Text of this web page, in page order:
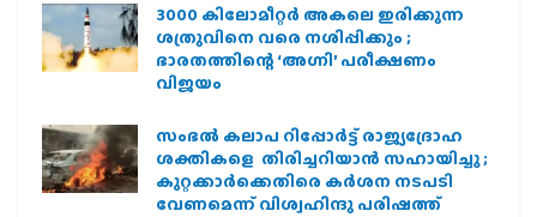
3000 കിലോമീറ്റർ അകലെ ഇരിക്കുന്ന
ശത്രുവിനെ വരെ നശിപ്പിക്കും ;
ഭാരതത്തിന്റെ ‘അഗ്നി’ പരീക്ഷണം
വിജയം
സംഭൽ കലാപ റിപ്പോർട്ട് രാജ്യദ്രോഹ
ശക്തികളെ തിരിച്ചറിയാൻ സഹായിച്ചു ;
കുറ്റക്കാർക്കെതിരെ കർശന നടപടി
വേണമെന്ന് വിശ്വഹിന്ദു പരിഷത്ത്